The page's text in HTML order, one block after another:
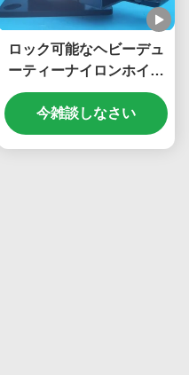
ロック可能なヘビーデュ
ーティーナイロンホイー
ル スーパースーパーヘビ
ーデューティーキャスタ
ー ボールキャスター スチ
今雑談しなさい